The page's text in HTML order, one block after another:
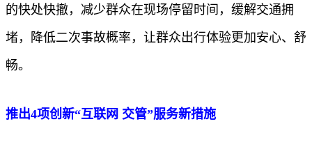
的快处快撤，减少群众在现场停留时间，缓解交通拥
堵，降低二次事故概率，让群众出行体验更加安心、舒
畅。
推出4项创新“互联网 交管”服务新措施